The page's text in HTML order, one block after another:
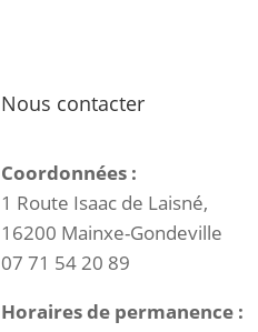
Nous contacter
Coordonnées :
1 Route Isaac de Laisné,
16200 Mainxe-Gondeville
07 71 54 20 89
Horaires de permanence :